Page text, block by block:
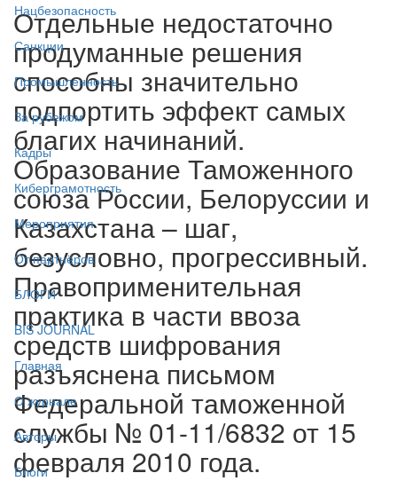
Нацбезопасность
Санкции
Промышленность
За рубежом
Кадры
Киберграмотность
Мероприятия
От партнёров
БЛОГИ
BIS JOURNAL
Главная
О журнале
Авторы
Блоги
Отдельные недостаточно
продуманные решения
способны значительно
подпортить эффект самых
благих начинаний.
Образование Таможенного
союза России, Белоруссии и
Казахстана – шаг,
безусловно, прогрессивный.
Правоприменительная
практика в части ввоза
средств шифрования
разъяснена письмом
Федеральной таможенной
службы № 01-11/6832 от 15
февраля 2010 года.